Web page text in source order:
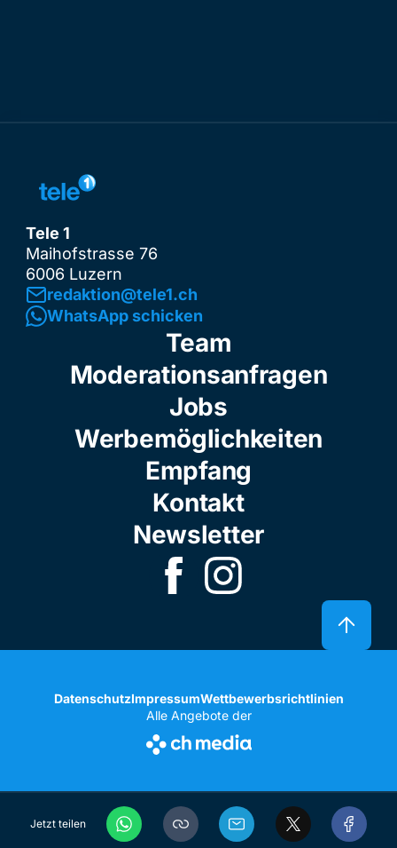
Jetzt teilen
Tele 1
Maihofstrasse 76
6006 Luzern
redaktion@tele1.ch
WhatsApp schicken
Team
Moderationsanfragen
Jobs
Werbemöglichkeiten
Empfang
Kontakt
Newsletter
DatenschutzImpressumWettbewerbsrichtlinien
Alle Angebote der